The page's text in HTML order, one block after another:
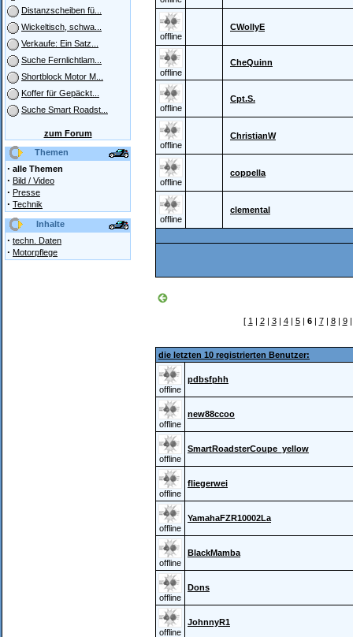
Distanzscheiben fü...
Wickeltisch, schwa...
Verkaufe: Ein Satz...
Suche Fernlichtlam...
Shortblock Motor M...
Koffer für Gepäckt...
Suche Smart Roadst...
zum Forum
Themen
· alle Themen
· Bild / Video
· Presse
· Technik
Inhalte
· techn. Daten
· Motorpflege
offline
CWollyE
offline
CheQuinn
offline
Cpt.S.
offline
ChristianW
offline
coppella
offline
clemental
[ 1 | 2| 3| 4| 5| 6| 7| 8| 9
die letzten 10 registrierten Benutzer:
offline
pdbsfphh
offline
new88ccoo
offline
SmartRoadsterCoupe_yellow
offline
fliegerwei
offline
YamahaFZR10002La
offline
BlackMamba
offline
Dons
offline
JohnnyR1